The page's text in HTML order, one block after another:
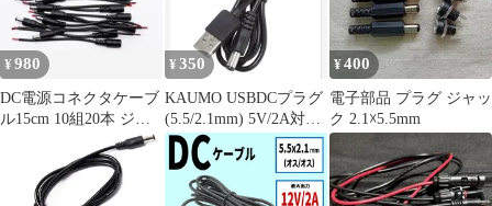
¥980
DC電源コネクタケーブ
ル15cm 10組20本 ジャ
ックプラグ2.1×5.5mm
¥ 350
KAUMO USBDCプラグ
(5.5/2.1mm) 5V/2A対応
80cm
¥400
電子部品 プラグ ジャッ
ク 2.1☓5.5mm